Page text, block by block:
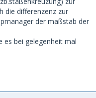
die differenzenz zur
der maßstab der
es bei gelegenheit mal